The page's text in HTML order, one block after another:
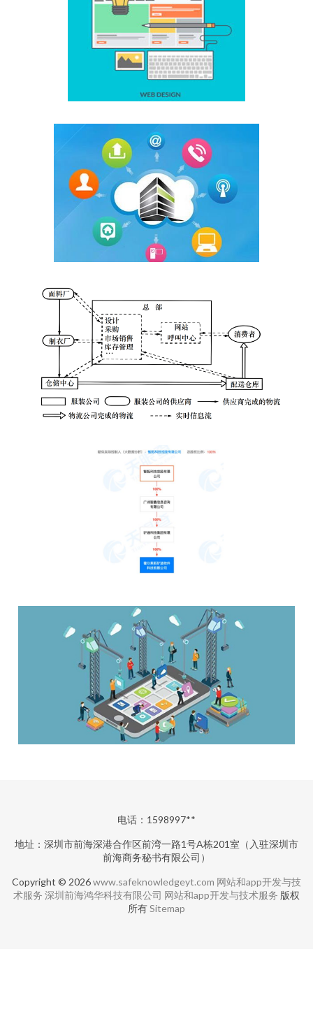
电话：1598997**
地址：深圳市前海深港合作区前湾一路1号A栋201室（入驻深圳市
前海商务秘书有限公司）
Copyright © 2026www.safeknowledgeyt.com 网站和app开发与技
术服务 深圳前海鸿华科技有限公司 网站和app开发与技术服务 版权
所有Sitemap